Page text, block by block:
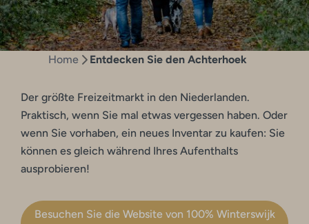
Home Entdecken Sie den Achterhoek
Der größte Freizeitmarkt in den Niederlanden.
Praktisch, wenn Sie mal etwas vergessen haben. Oder
wenn Sie vorhaben, ein neues Inventar zu kaufen: Sie
können es gleich während Ihres Aufenthalts
ausprobieren!
Besuchen Sie die Website von 100% Winterswijk